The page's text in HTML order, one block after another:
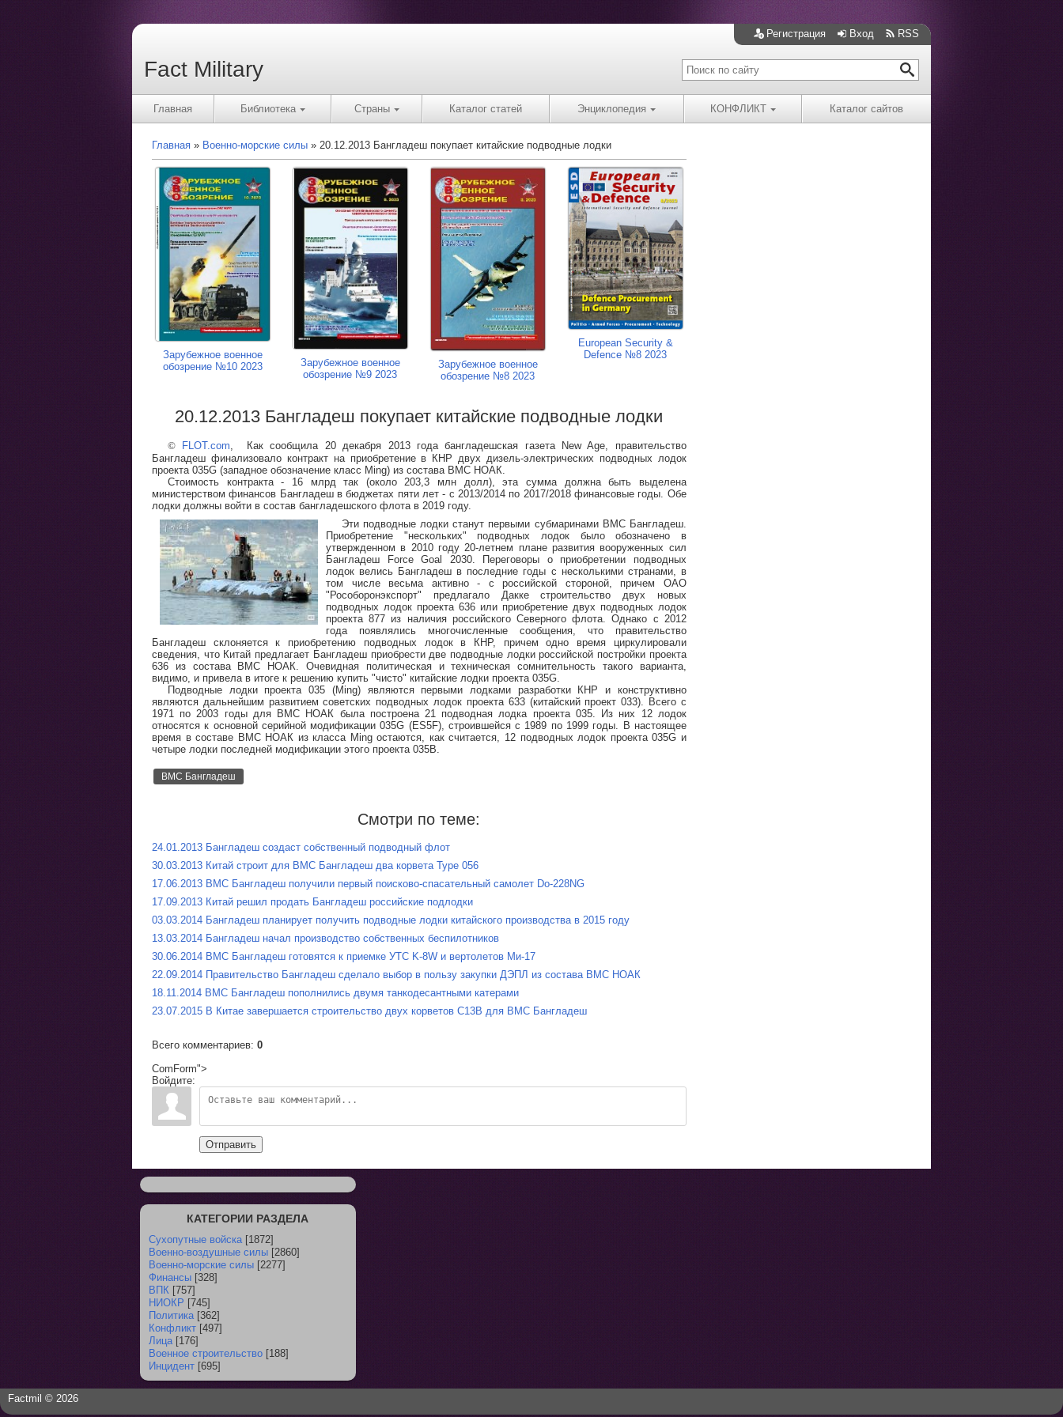
Регистрация Вход RSS
Fact Military
Главная Библиотека Страны Каталог статей Энциклопедия КОНФЛИКТ Каталог сайтов
Главная Военно-морские силы 20.12.2013 Бангладеш покупает китайские подводные лодки
Зарубежное военное
обозрение №10 2023
Зарубежное военное
обозрение №9 2023
Зарубежное военное
обозрение №8 2023
European Security &
Defence №8 2023
20.12.2013 Бангладеш покупает китайские подводные лодки
© FLOT.com
Как сообщила 20 декабря 2013 года бангладешская газета New Age, правительство
Бангладеш финализовало контракт на приобретение в КНР двух дизель-электрических подводных лодок
проекта 035G (западное обозначение класс Ming) из состава ВМС НОАК.
Стоимость контракта - 16 млрд так (около 203,3 млн долл), эта сумма должна быть выделена
министерством финансов Бангладеш в бюджетах пяти лет - с 2013/2014 по 2017/2018 финансовые годы. Обе
лодки должны войти в состав бангладешского флота в 2019 году.
Эти подводные лодки станут первыми субмаринами ВМС Бангладеш.
Приобретение "нескольких" подводных лодок было обозначено в
утвержденном в 2010 году 20-летнем плане развития вооруженных сил
Бангладеш Force Goal 2030. Переговоры о приобретении подводных
лодок велись Бангладеш в последние годы с несколькими странами, в
том числе весьма активно - с российской стороной, причем ОАО
"Рособоронэкспорт" предлагало Дакке строительство двух новых
подводных лодок проекта 636 или приобретение двух подводных лодок
проекта 877 из наличия российского Северного флота. Однако с 2012
года появлялись многочисленные сообщения, что правительство
Бангладеш склоняется к приобретению подводных лодок в КНР, причем одно время циркулировали
сведения, что Китай предлагает Бангладеш приобрести две подводные лодки российской постройки проекта
636 из состава ВМС НОАК. Очевидная политическая и техническая сомнительность такого варианта,
видимо, и привела в итоге к решению купить "чисто" китайские лодки проекта 035G.
Подводные лодки проекта 035 (Ming) являются первыми лодками разработки КНР и конструктивно
являются дальнейшим развитием советских подводных лодок проекта 633 (китайский проект 033). Всего с
1971 по 2003 годы для ВМС НОАК была построена 21 подводная лодка проекта 035. Из них 12 лодок
относятся к основной серийной модификации 035G (ES5F), строившейся с 1989 по 1999 годы. В настоящее
время в составе ВМС НОАК из класса Ming остаются, как считается, 12 подводных лодок проекта 035G и
четыре лодки последней модификации этого проекта 035В.
ВМС Бангладеш
Смотри по теме:
24.01.2013 Бангладеш создаст собственный подводный флот
30.03.2013 Китай строит для ВМС Бангладеш два корвета Type 056
17.06.2013 ВМС Бангладеш получили первый поисково-спасательный самолет Do-228NG
17.09.2013 Китай решил продать Бангладеш российские подлодки
03.03.2014 Бангладеш планирует получить подводные лодки китайского производства в 2015 году
13.03.2014 Бангладеш начал производство собственных беспилотников
30.06.2014 ВМС Бангладеш готовятся к приемке УТС K-8W и вертолетов Ми-17
22.09.2014 Правительство Бангладеш сделало выбор в пользу закупки ДЭПЛ из состава ВМС НОАК
18.11.2014 ВМС Бангладеш пополнились двумя танкодесантными катерами
23.07.2015 В Китае завершается строительство двух корветов C13B для ВМС Бангладеш
Всего комментариев: 0
ComForm">
Войдите:
Отправить
КАТЕГОРИИ РАЗДЕЛА
Сухопутные войска [1872]
Военно-воздушные силы [2860]
Военно-морские силы [2277]
Финансы [328]
ВПК [757]
НИОКР [745]
Политика [362]
Конфликт [497]
Лица [176]
Военное строительство [188]
Инцидент [695]
Factmil © 2026